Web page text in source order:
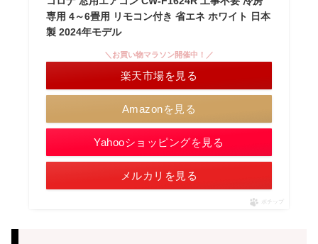
専用 4～6畳用 リモコン付き 省エネ ホワイト 日本
製 2024年モデル
Amazonを見る
＼お買い物マラソン開催中！／
楽天市場を見る
Yahooショッピングを見る
メルカリを見る
ポチップ